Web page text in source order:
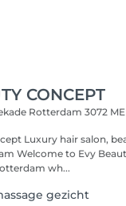
CONCEPT
Rotterdam 3072 ME
& nail
luxury
wh...
gezicht